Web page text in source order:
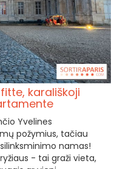
karališkoji
Yvelines
požymius, tačiau
namas!
- tai graži vieta,